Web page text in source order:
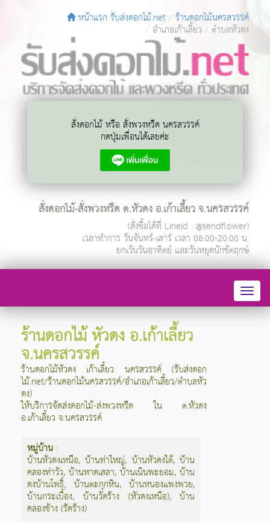
หน้าแรก รับส่งดอกไม้.net ร้านดอกไม้นครสวรรค์
อำเภอเก้าเลี้ยว ตำบลหัวดง
สั่งดอกไม้ หรือ สั่งพวงหรีด นครสวรรค์
กดปุ่มเพื่อนได้เลยค่ะ
สั่งดอกไม้-สั่งพวงหรีด ต.หัวดง อ.เก้าเลี้ยว จ.นครสวรรค์
(สั่งซื้อได้ที่ LineId : @sendflower)
เวลาทำการ วันจันทร์-เสาร์ เวลา 08:00-20:00 น.
ยกเว้นวันอาทิตย์ และวันหยุดนักขัตฤกษ์
ร้านดอกไม้ หัวดง อ.เก้าเลี้ยว
จ.นครสวรรค์
ร้านดอกไม้หัวดง เก้าเลี้ยว นครสวรรค์ (รับส่งดอก
ไม้.net/ร้านดอกไม้นครสวรรค์/อำเภอเก้าเลี้ยว/ตำบลหัว
ดง)
ให้บริการจัดส่งดอกไม้-ส่งพวงหรีด ใน ต.หัวดง
อ.เก้าเลี้ยว จ.นครสวรรค์
หมู่บ้าน :
บ้านหัวดงเหนือ,บ้านท่าใหญ่, บ้านหัวดงใต้,บ้าน
คลองท่าวัว,บ้านหาดเสลา,บ้านเนินพะยอม,บ้าน
ดงบ้านโพธิ์, บ้านตะกุกหิน,บ้านหนองแพงพวย,
บ้านกระเบื้อง, บ้านวัดร้าง (หัวดงเหนือ),บ้าน
คลองช้าง (รัดร้าง)